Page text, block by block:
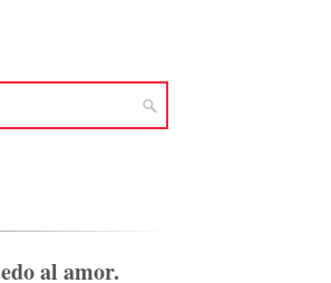
al amor.